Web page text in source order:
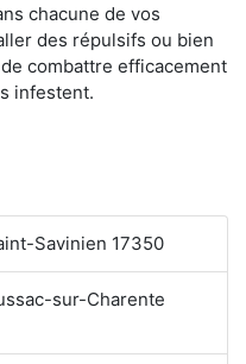
chacune de vos
des répulsifs ou bien
combattre efficacement
infestent.
Savinien 17350
sur-Charente